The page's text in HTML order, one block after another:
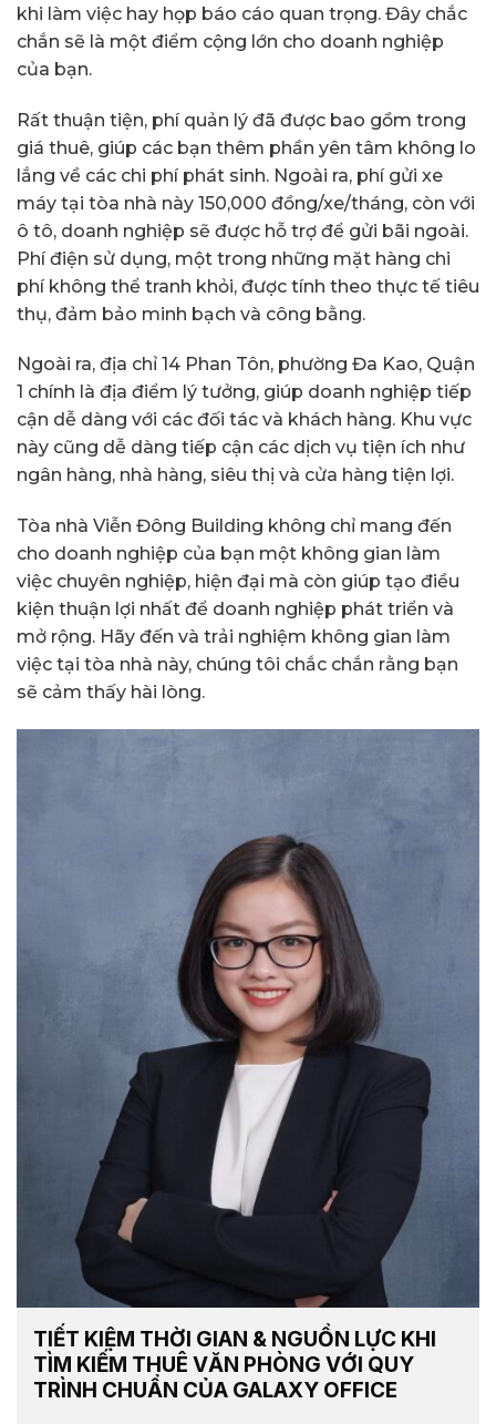
khi làm việc hay họp báo cáo quan trọng. Đây chắc
chắn sẽ là một điểm cộng lớn cho doanh nghiệp
của bạn.
Rất thuận tiện, phí quản lý đã được bao gồm trong
giá thuê, giúp các bạn thêm phần yên tâm không lo
lắng về các chi phí phát sinh. Ngoài ra, phí gửi xe
máy tại tòa nhà này 150,000 đồng/xe/tháng, còn với
ô tô, doanh nghiệp sẽ được hỗ trợ để gửi bãi ngoài.
Phí điện sử dụng, một trong những mặt hàng chi
phí không thể tranh khỏi, được tính theo thực tế tiêu
thụ, đảm bảo minh bạch và công bằng.
Ngoài ra, địa chỉ 14 Phan Tôn, phường Đa Kao, Quận
1 chính là địa điểm lý tưởng, giúp doanh nghiệp tiếp
cận dễ dàng với các đối tác và khách hàng. Khu vực
này cũng dễ dàng tiếp cận các dịch vụ tiện ích như
ngân hàng, nhà hàng, siêu thị và cửa hàng tiện lợi.
Tòa nhà Viễn Đông Building không chỉ mang đến
cho doanh nghiệp của bạn một không gian làm
việc chuyên nghiệp, hiện đại mà còn giúp tạo điều
kiện thuận lợi nhất để doanh nghiệp phát triển và
mở rộng. Hãy đến và trải nghiệm không gian làm
việc tại tòa nhà này, chúng tôi chắc chắn rằng bạn
sẽ cảm thấy hài lòng.
TIẾT KIỆM THỜI GIAN & NGUỒN LỰC KHI
TÌM KIẾM THUÊ VĂN PHÒNG VỚI QUY
TRÌNH CHUẨN CỦA GALAXY OFFICE